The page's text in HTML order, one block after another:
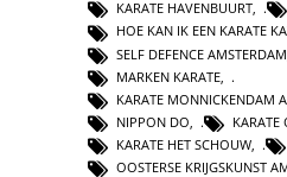
KARATE HAVENBUURT,
HOE KAN IK EEN KARATE
SELF DEFENCE AMSTERDAM
MARKEN KARATE
KARATE MONNICKENDAM
NIPPON DO
KARATE
KARATE HET SCHOUW
OOSTERSE KRIJGSKUNST